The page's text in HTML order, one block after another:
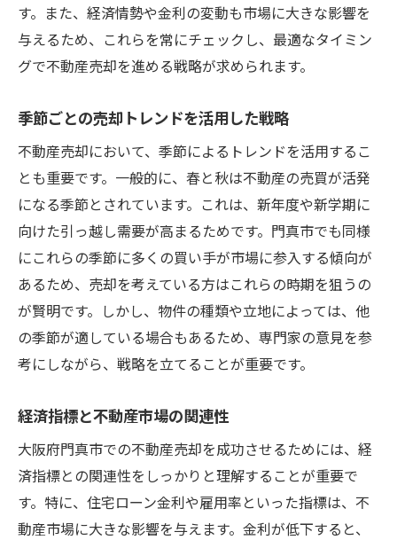
す。また、経済情勢や金利の変動も市場に大きな影響を
与えるため、これらを常にチェックし、最適なタイミン
グで不動産売却を進める戦略が求められます。
季節ごとの売却トレンドを活用した戦略
不動産売却において、季節によるトレンドを活用するこ
とも重要です。一般的に、春と秋は不動産の売買が活発
になる季節とされています。これは、新年度や新学期に
向けた引っ越し需要が高まるためです。門真市でも同様
にこれらの季節に多くの買い手が市場に参入する傾向が
あるため、売却を考えている方はこれらの時期を狙うの
が賢明です。しかし、物件の種類や立地によっては、他
の季節が適している場合もあるため、専門家の意見を参
考にしながら、戦略を立てることが重要です。
経済指標と不動産市場の関連性
大阪府門真市での不動産売却を成功させるためには、経
済指標との関連性をしっかりと理解することが重要で
す。特に、住宅ローン金利や雇用率といった指標は、不
動産市場に大きな影響を与えます。金利が低下すると、